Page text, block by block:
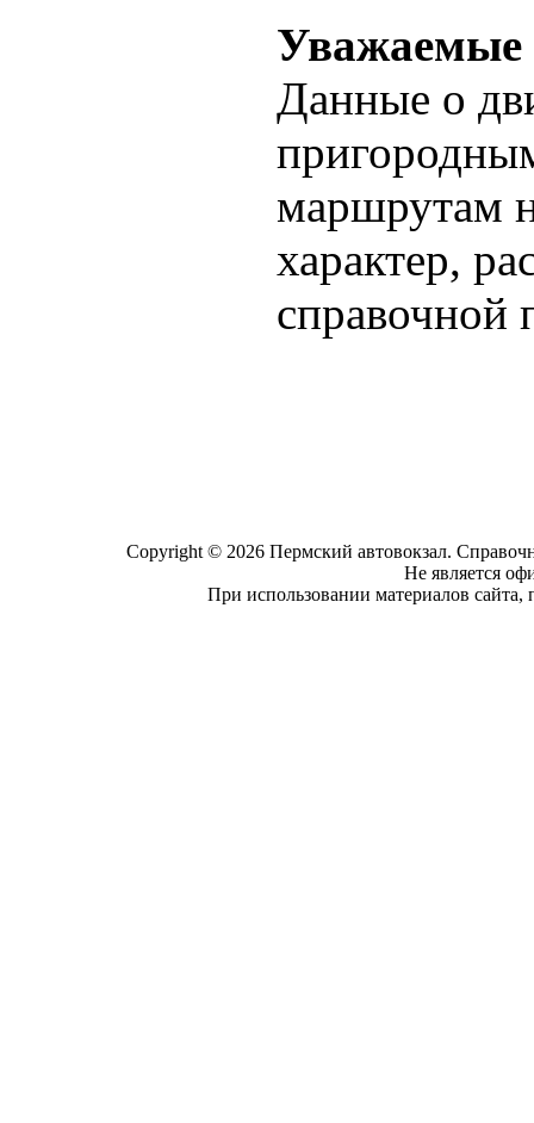
Уважаемые
Данные о
маршрутам
характер,
справочной
Copyright © 2026 Пермский автовокзал.
Не является
При использовании материалов сайта,